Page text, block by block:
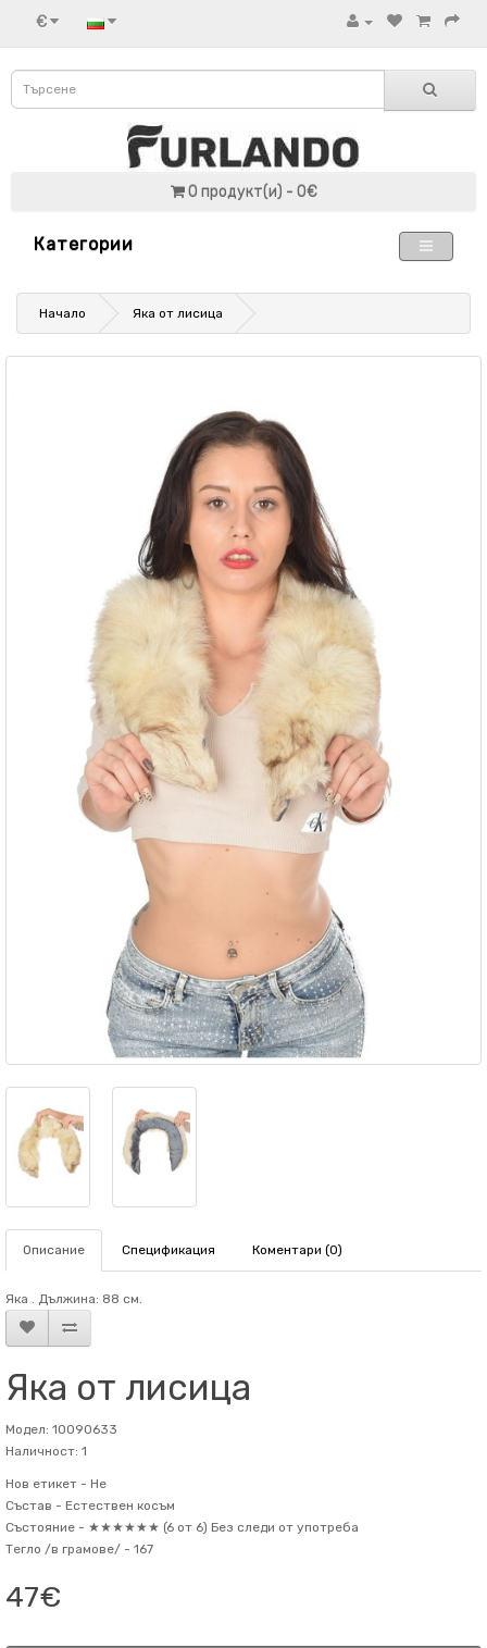
€
0 продукт(и) - 0€
Категории
Начало Яка от лисица
Описание Спецификация Коментари (0)
Яка . Дължина: 88 см.
Яка от лисица
Модел: 10090633
Наличност: 1
Нов етикет - Не
Състав - Естествен косъм
Състояние - ★★★★★★ (6 от 6) Без следи от употреба
Тегло /в грамове/ - 167
47€